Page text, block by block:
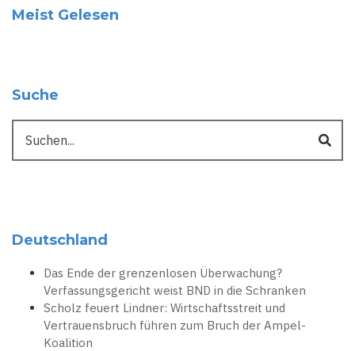
Meist Gelesen
Suche
Deutschland
Das Ende der grenzenlosen Überwachung?
Verfassungsgericht weist BND in die Schranken
Scholz feuert Lindner: Wirtschaftsstreit und
Vertrauensbruch führen zum Bruch der Ampel-
Koalition